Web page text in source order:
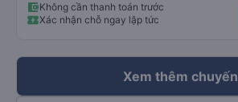
Không cần thanh toán trước
Xác nhận chỗ ngay lập tức
Xem thêm chuyến